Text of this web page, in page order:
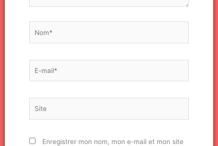
mail*
Enregistrer mon nom, mon e-mail et mon site